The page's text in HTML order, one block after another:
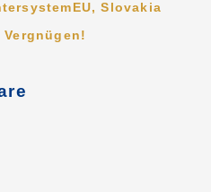
Slovakia